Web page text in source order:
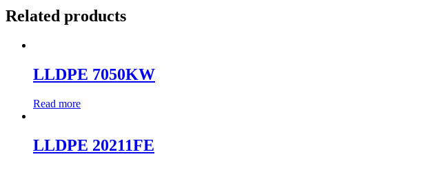
Related products
LLDPE 7050KW
Read more
LLDPE 20211FE